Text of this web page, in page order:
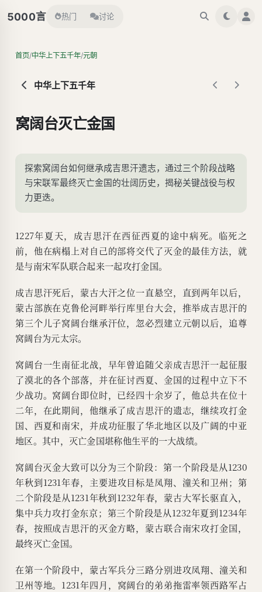
5000言 热门 讨论
首页/中华上下五千年/元朝
中华上下五千年
窝阔台灭亡金国
探索窝阔台如何继承成吉思汗遗志，通过三个阶段战略
与宋联军最终灭亡金国的壮阔历史，揭秘关键战役与权
力更迭。
1227年夏天，成吉思汗在西征西夏的途中病死。临死之
前，他在病榻上对自己的部将交代了灭金的最佳方法，就
是与南宋军队联合起来一起攻打金国。
成吉思汗死后，蒙古大汗之位一直悬空，直到两年以后，
蒙古部族在克鲁伦河畔举行库里台大会，推举成吉思汗的
第三个儿子窝阔台继承汗位，忽必烈建立元朝以后，追尊
窝阔台为元太宗。
窝阔台一生南征北战，早年曾追随父亲成吉思汗一起征服
了漠北的各个部落，并在征讨西夏、金国的过程中立下不
少战功。窝阔台即位时，已经四十余岁了，他总共在位十
二年，在此期间，他继承了成吉思汗的遗志，继续攻打金
国、西夏和南宋，并成功征服了华北地区以及广阔的中亚
地区。其中，灭亡金国堪称他生平的一大战绩。
窝阔台灭金大致可以分为三个阶段：第一个阶段是从1230
年秋到1231年春，主要进攻目标是凤翔、潼关和卫州；第
二个阶段是从1231年秋到1232年春，蒙古大军长驱直入，
集中兵力攻打金东京；第三个阶段是从1232年夏到1234年
春，按照成吉思汗的灭金方略，蒙古联合南宋攻打金国，
最终灭亡金国。
在第一个阶段中，蒙古军兵分三路分别进攻凤翔、潼关和
卫州等地。1231年四月，窝阔台的弟弟拖雷率领西路军占